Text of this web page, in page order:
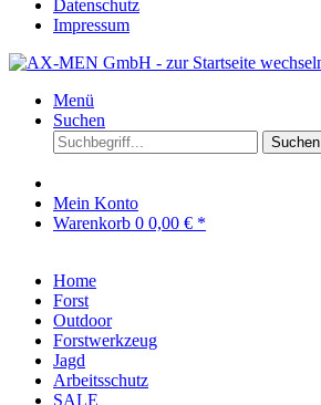
Datenschutz
Impressum
Menü
Suchen
Suchen
Mein Konto
Warenkorb 0 0,00 € *
Home
Forst
Outdoor
Forstwerkzeug
Jagd
Arbeitsschutz
SALE